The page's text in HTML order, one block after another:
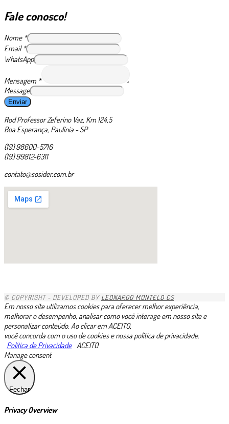
Fale conosco!
Nome *
Email*
WhatsApp
Mensagem *
Message
Enviar
Rod Professor Zeferino Vaz, Km 124,5
Boa Esperança, Paulínia - SP
(19) 98600-5716
(19) 99812-6311
contato@sosider.com.br
1xbet ทางเข้า
1xbet
lotoclub
Rtbet casino
1xbet зеркало
melbet
1xbet
1xbet
bouderland bound
BoostWin казино
1xbet скачать
© COPYRIGHT - DEVELOPED BY LEONARDO MONTELO CS
Em nosso site utilizamos cookies para oferecer melhor experiência,
melhorar o desempenho, analisar como você interage em nosso site e
personalizar conteúdo. Ao clicar em ACEITO,
você concorda com o uso de cookies e nossa política de privacidade.
Política de Privacidade ACEITO
Manage consent
Fechar
Privacy Overview